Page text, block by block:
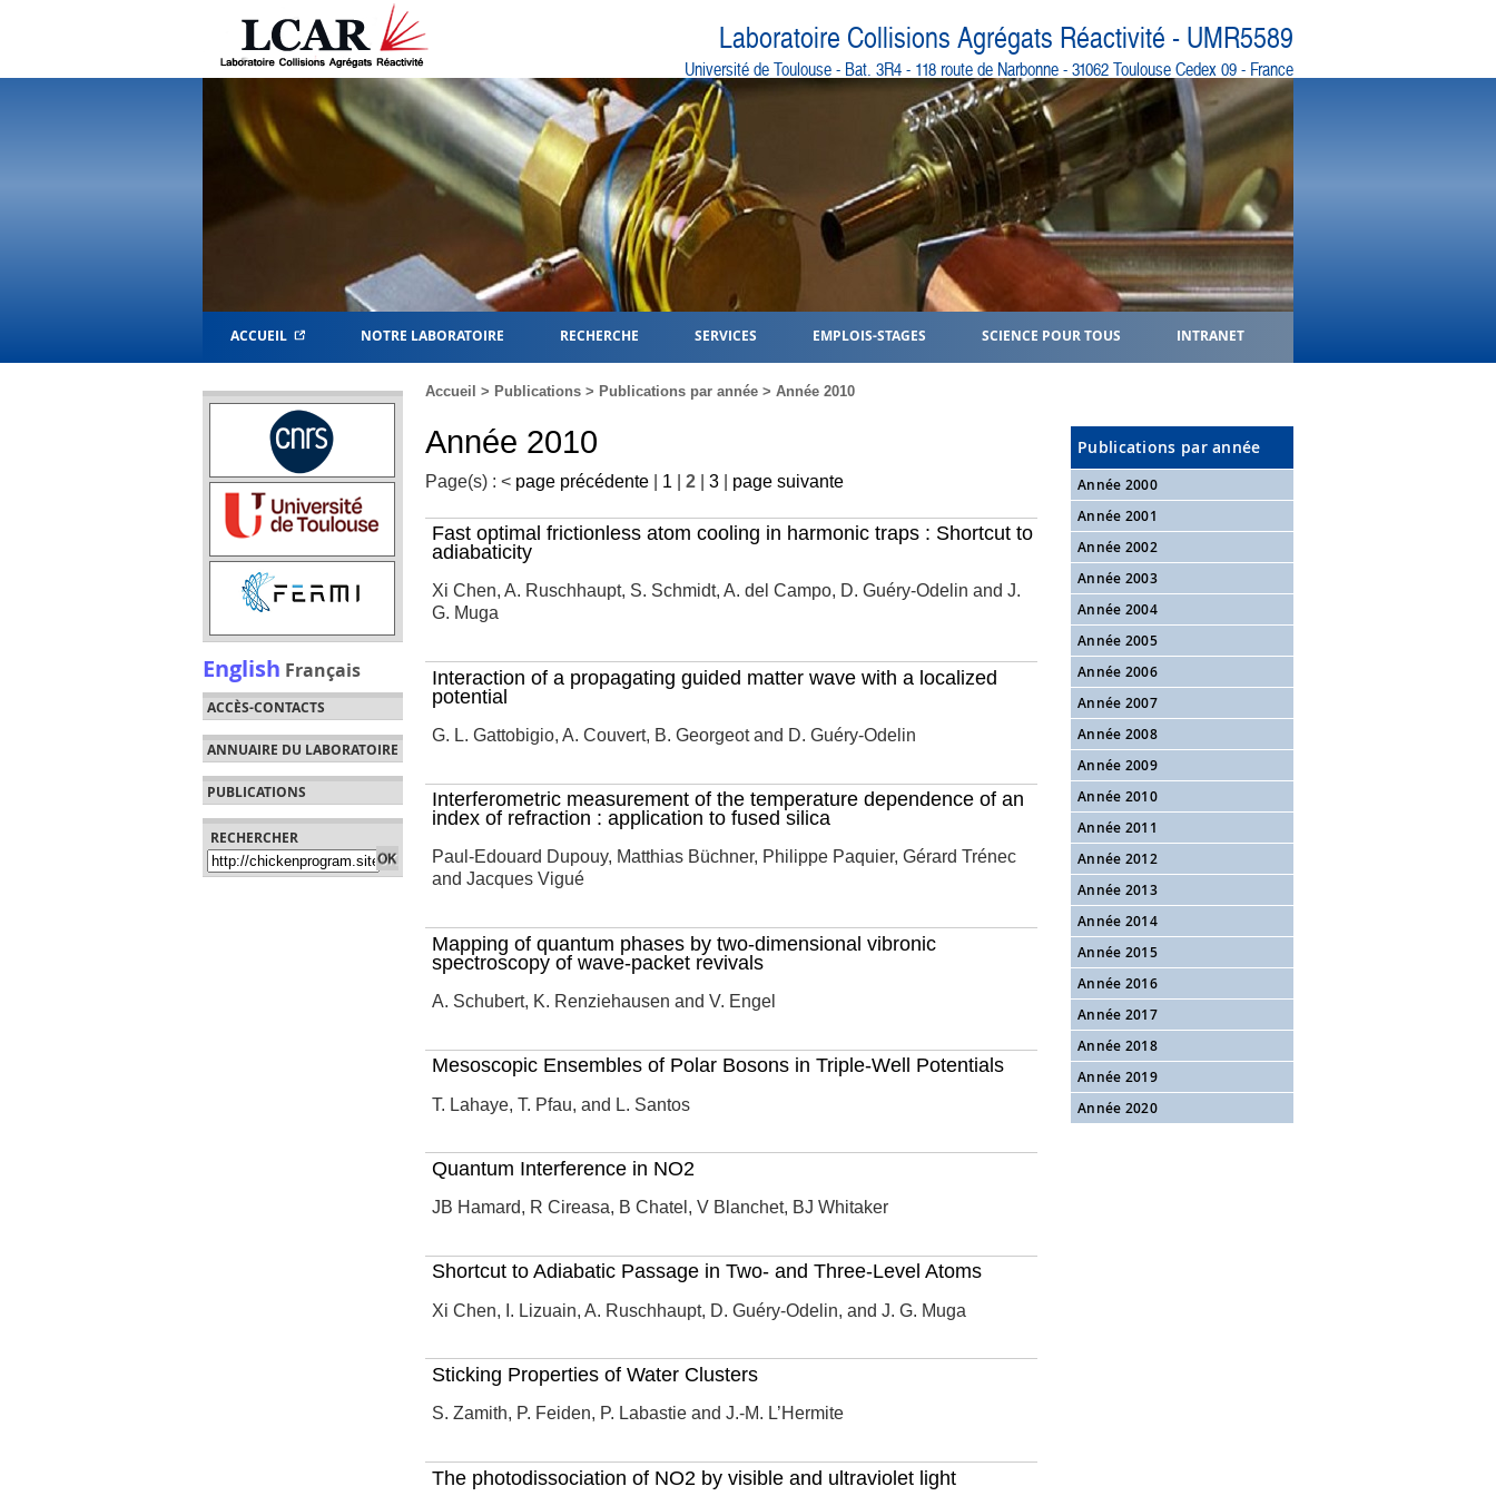
Laboratoire Collisions Agrégats Réactivité - UMR5589
Université de Toulouse - Bat. 3R4 - 118 route de Narbonne - 31062 Toulouse Cedex 09 - France
ACCUEIL NOTRE LABORATOIRE RECHERCHE SERVICES EMPLOIS-STAGES SCIENCE POUR TOUS INTRANET
English Français
ACCÈS-CONTACTS
ANNUAIRE DU LABORATOIRE
PUBLICATIONS
RECHERCHER
Accueil > Publications > Publications par année > Année 2010
Année 2010
Page(s) : < page précédente 1 2 3 page suivante
Fast optimal frictionless atom cooling in harmonic traps : Shortcut to
adiabaticity
Xi Chen, A. Ruschhaupt, S. Schmidt, A. del Campo, D. Guéry-Odelin and J.
G. Muga
Interaction of a propagating guided matter wave with a localized
potential
G. L. Gattobigio, A. Couvert, B. Georgeot and D. Guéry-Odelin
Interferometric measurement of the temperature dependence of an
index of refraction : application to fused silica
Paul-Edouard Dupouy, Matthias Büchner, Philippe Paquier, Gérard Trénec
and Jacques Vigué
Mapping of quantum phases by two-dimensional vibronic
spectroscopy of wave-packet revivals
A. Schubert, K. Renziehausen and V. Engel
Mesoscopic Ensembles of Polar Bosons in Triple-Well Potentials
T. Lahaye, T. Pfau, and L. Santos
Quantum Interference in NO2
JB Hamard, R Cireasa, B Chatel, V Blanchet, BJ Whitaker
Shortcut to Adiabatic Passage in Two- and Three-Level Atoms
Xi Chen, I. Lizuain, A. Ruschhaupt, D. Guéry-Odelin, and J. G. Muga
Sticking Properties of Water Clusters
S. Zamith, P. Feiden, P. Labastie and J.-M. L’Hermite
The photodissociation of NO2 by visible and ultraviolet light
Publications par année
Année 2000
Année 2001
Année 2002
Année 2003
Année 2004
Année 2005
Année 2006
Année 2007
Année 2008
Année 2009
Année 2010
Année 2011
Année 2012
Année 2013
Année 2014
Année 2015
Année 2016
Année 2017
Année 2018
Année 2019
Année 2020